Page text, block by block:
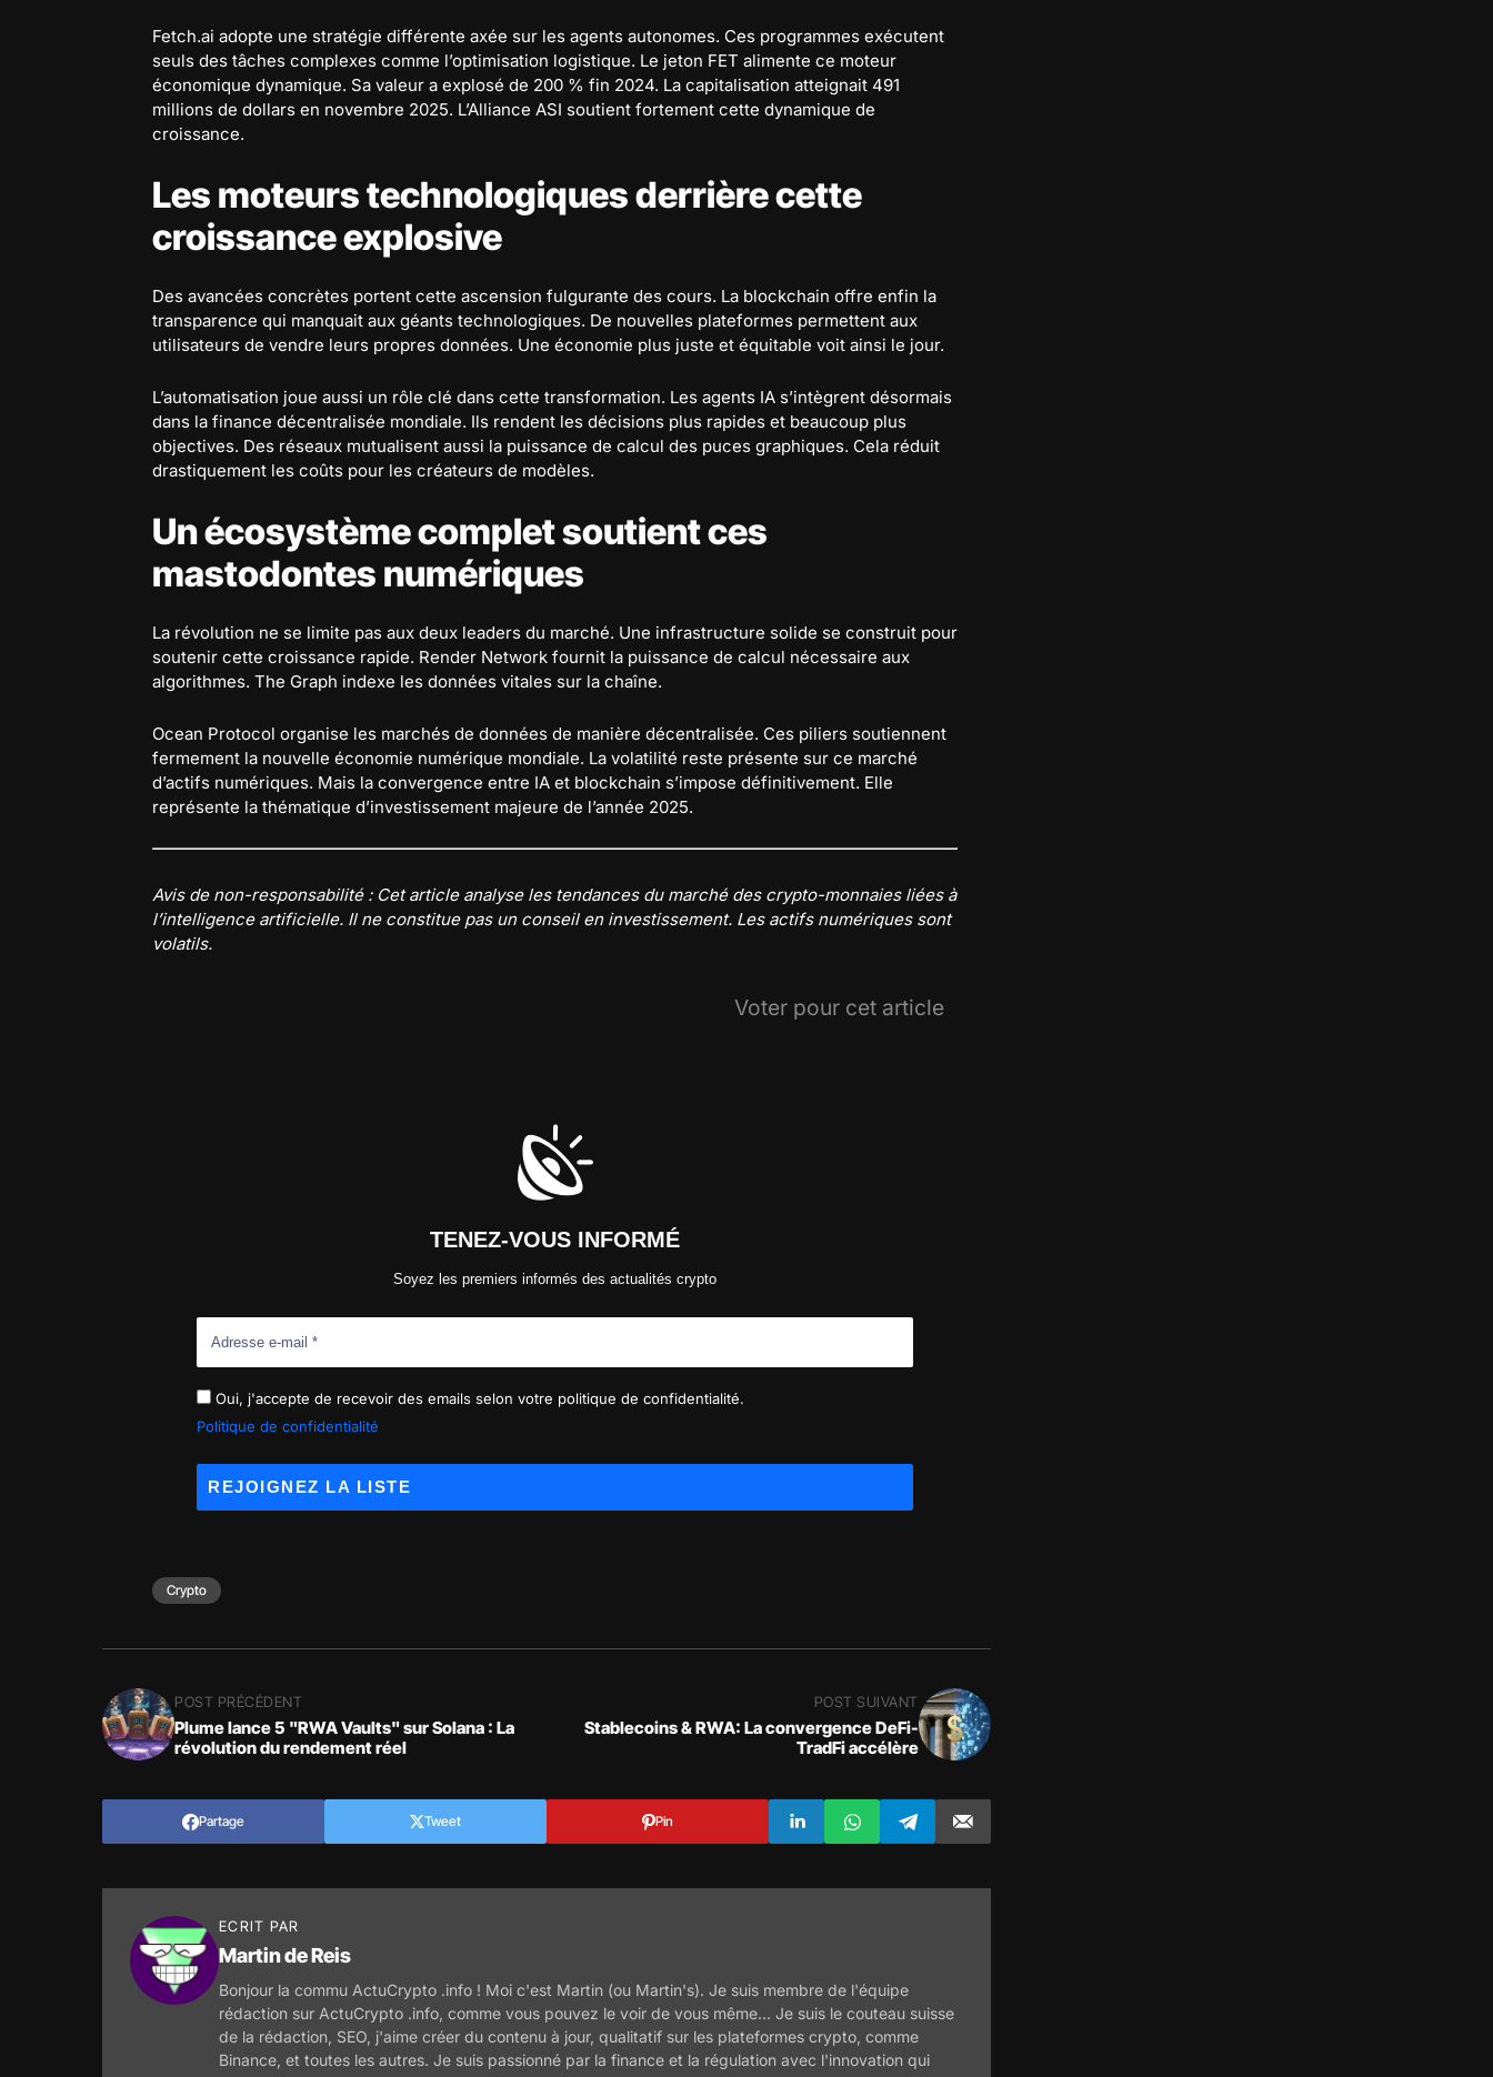
Fetch.ai adopte une stratégie différente axée sur les agents autonomes. Ces programmes exécutent
seuls des tâches complexes comme l’optimisation logistique. Le jeton FET alimente ce moteur
économique dynamique. Sa valeur a explosé de 200 % fin 2024. La capitalisation atteignait 491
millions de dollars en novembre 2025. L’Alliance ASI soutient fortement cette dynamique de
croissance.
Les moteurs technologiques derrière cette
croissance explosive
Des avancées concrètes portent cette ascension fulgurante des cours. La blockchain offre enfin la
transparence qui manquait aux géants technologiques. De nouvelles plateformes permettent aux
utilisateurs de vendre leurs propres données. Une économie plus juste et équitable voit ainsi le jour.
L’automatisation joue aussi un rôle clé dans cette transformation. Les agents IA s’intègrent désormais
dans la finance décentralisée mondiale. Ils rendent les décisions plus rapides et beaucoup plus
objectives. Des réseaux mutualisent aussi la puissance de calcul des puces graphiques. Cela réduit
drastiquement les coûts pour les créateurs de modèles.
Un écosystème complet soutient ces
mastodontes numériques
La révolution ne se limite pas aux deux leaders du marché. Une infrastructure solide se construit pour
soutenir cette croissance rapide. Render Network fournit la puissance de calcul nécessaire aux
algorithmes. The Graph indexe les données vitales sur la chaîne.
Ocean Protocol organise les marchés de données de manière décentralisée. Ces piliers soutiennent
fermement la nouvelle économie numérique mondiale. La volatilité reste présente sur ce marché
d’actifs numériques. Mais la convergence entre IA et blockchain s’impose définitivement. Elle
représente la thématique d’investissement majeure de l’année 2025.
Avis de non-responsabilité : Cet article analyse les tendances du marché des crypto-monnaies liées à
l’intelligence artificielle. Il ne constitue pas un conseil en investissement. Les actifs numériques sont
volatils.
Voter pour cet article
TENEZ-VOUS INFORMÉ
Soyez les premiers informés des actualités crypto
Oui, j'accepte de recevoir des emails selon votre politique de confidentialité.
Politique de confidentialité
Crypto
POST PRÉCÉDENT
Plume lance 5 "RWA Vaults" sur Solana : La
révolution du rendement réel
POST SUIVANT
Stablecoins & RWA: La convergence DeFi-
TradFi accélère
Partage Tweet Pin
ECRIT PAR
Martin de Reis
Bonjour la commu ActuCrypto .info ! Moi c'est Martin (ou Martin's). Je suis membre de l'équipe
rédaction sur ActuCrypto .info, comme vous pouvez le voir de vous même... Je suis le couteau suisse
de la rédaction, SEO, j'aime créer du contenu à jour, qualitatif sur les plateformes crypto, comme
Binance, et toutes les autres. Je suis passionné par la finance et la régulation avec l'innovation qui